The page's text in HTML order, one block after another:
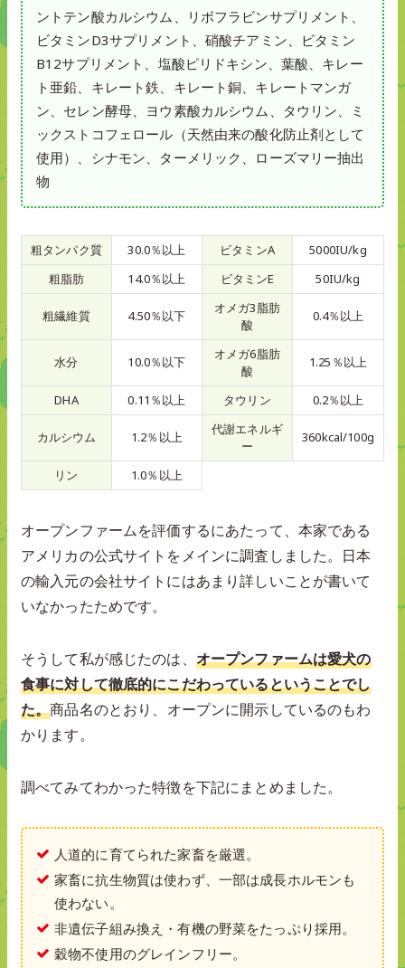
ントテン酸カルシウム、リボフラビンサプリメント、
ビタミンD3サプリメント、硝酸チアミン、ビタミン
B12サプリメント、塩酸ピリドキシン、葉酸、キレー
ト亜鉛、キレート鉄、キレート銅、キレートマンガ
ン、セレン酵母、ヨウ素酸カルシウム、タウリン、ミ
ックストコフェロール（天然由来の酸化防止剤として
使用）、シナモン、ターメリック、ローズマリー抽出
物
粗タンパク質 30.0％以上 ビタミンA
5000IU/kg
粗脂肪
14.0％以上 ビタミンE 50IU/kg
粗繊維質 4.50％以下
オメガ3脂肪
酸
0.4％以上
水分 10.0％以下
オメガ6脂肪
酸
1.25％以上
DHA 0.11％以上 タウリン 0.2％以上
カルシウム 1.2％以上
代謝エネルギ
ー
360kcal/100g
リン 1.0％以上
オープンファームを評価するにあたって、本家である
アメリカの公式サイトをメインに調査しました。日本
の輸入元の会社サイトにはあまり詳しいことが書いて
いなかったためです。
そうして私が感じたのは、 オープンファームは愛犬の
食事に対して徹底的にこだわっているということでし
た。商品名のとおり、オープンに開示しているのもわ
かります。
調べてみてわかった特徴を下記にまとめました。
人道的に育てられた家畜を厳選。
家畜に抗生物質は使わず、一部は成長ホルモンも
使わない。
非遺伝子組み換え・有機の野菜をたっぷり採用。
穀物不使用のグレインフリー。